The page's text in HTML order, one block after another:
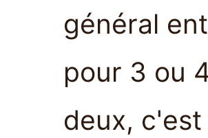
général
pour 3 ou
deux,